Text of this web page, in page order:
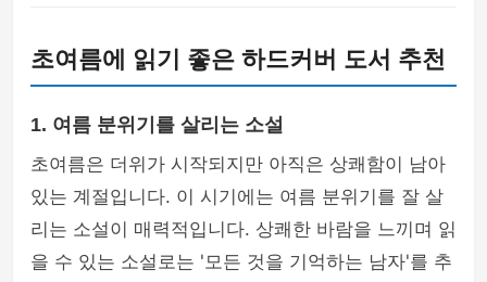
초여름에 읽기 좋은 하드커버 도서 추천
1. 여름 분위기를 살리는 소설
초여름은 더위가 시작되지만 아직은 상쾌함이 남아
있는 계절입니다. 이 시기에는 여름 분위기를 잘 살
리는 소설이 매력적입니다. 상쾌한 바람을 느끼며 읽
을 수 있는 소설로는 '모든 것을 기억하는 남자'를 추